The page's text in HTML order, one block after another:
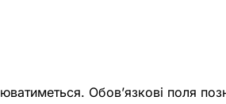
Обов’язкові поля